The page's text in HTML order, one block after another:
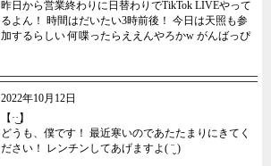
昨日から営業終わりに日替わりでTikTok LIVEやって
るよん！ 時間はだいたい3時前後！ 今日は天照も参
加するらしい 何喋ったらええんやろかw がんばっぴ
2022年10月12日
【·͜·】
どうも、僕です！ 最近寒いのであたたまりにきてく
ださい！ レンチンしてあげますよ( ¨̮ )